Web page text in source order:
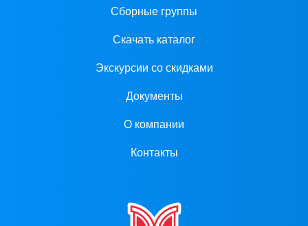
Сборные группы
Скачать каталог
Экскурсии со скидками
Документы
О компании
Контакты